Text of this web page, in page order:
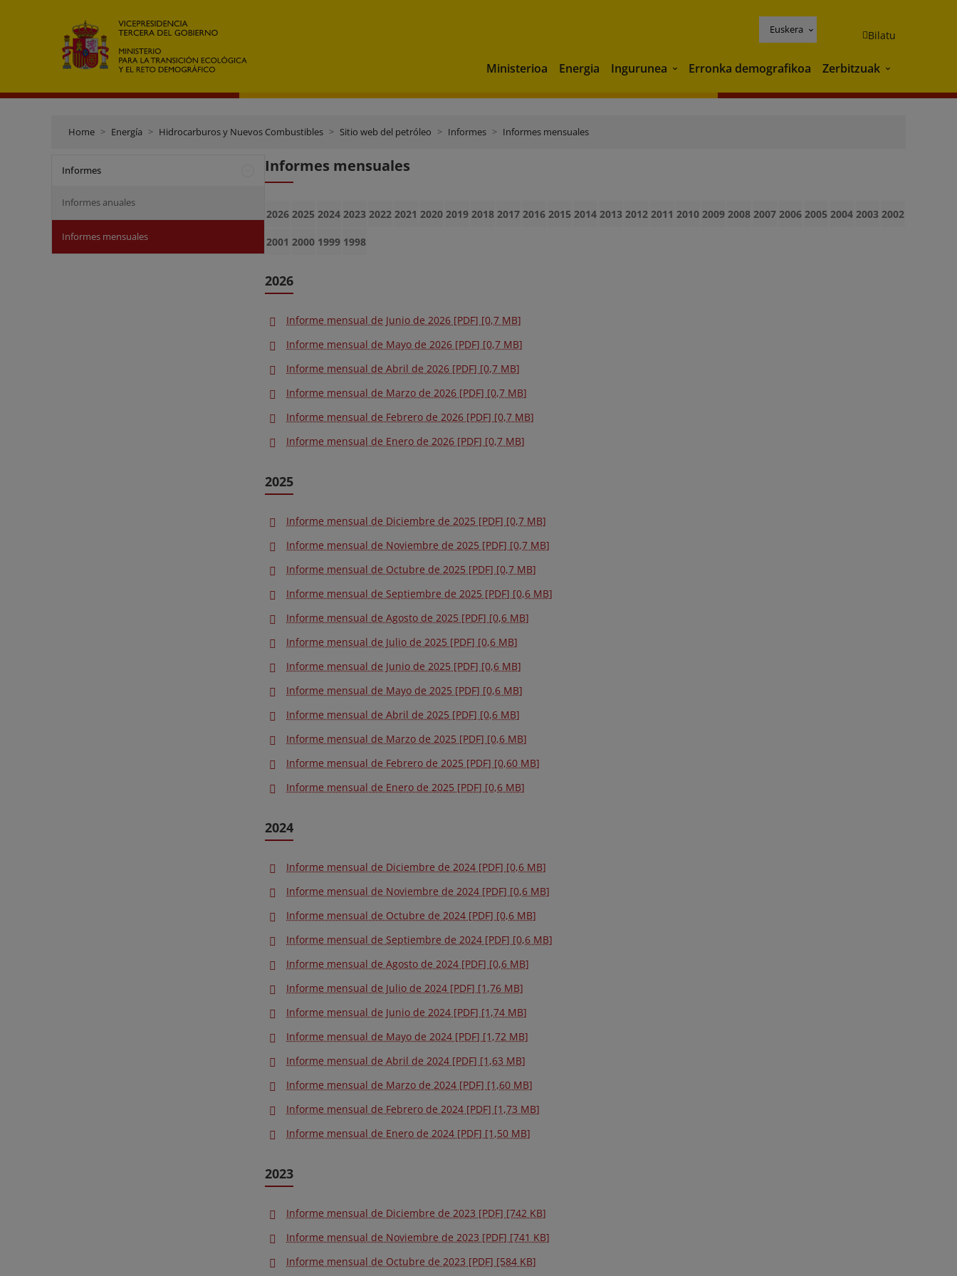
Euskera Bilatu
Ministerioa Energia Ingurunea Ingurunea
Erronka demografikoa Zerbitzuak Zerbitzuak
Home Energía Hidrocarburos y Nuevos Combustibles Sitio web del petróleo Informes Informes mensuales
Informes
Informes anuales
Informes mensuales
Informes mensuales
2026 2025 2024 2023 2022 2021 2020 2019 2018 2017 2016 2015 2014 2013 2012 2011 2010 2009 2008 2007 2006 2005 2004 2003 2002
2001 2000 1999 1998
2026
Informe mensual de Junio de 2026 [PDF] [0,7 MB]
Informe mensual de Mayo de 2026 [PDF] [0,7 MB]
Informe mensual de Abril de 2026 [PDF] [0,7 MB]
Informe mensual de Marzo de 2026 [PDF] [0,7 MB]
Informe mensual de Febrero de 2026 [PDF] [0,7 MB]
Informe mensual de Enero de 2026 [PDF] [0,7 MB]
2025
Informe mensual de Diciembre de 2025 [PDF] [0,7 MB]
Informe mensual de Noviembre de 2025 [PDF] [0,7 MB]
Informe mensual de Octubre de 2025 [PDF] [0,7 MB]
Informe mensual de Septiembre de 2025 [PDF] [0,6 MB]
Informe mensual de Agosto de 2025 [PDF] [0,6 MB]
Informe mensual de Julio de 2025 [PDF] [0,6 MB]
Informe mensual de Junio de 2025 [PDF] [0,6 MB]
Informe mensual de Mayo de 2025 [PDF] [0,6 MB]
Informe mensual de Abril de 2025 [PDF] [0,6 MB]
Informe mensual de Marzo de 2025 [PDF] [0,6 MB]
Informe mensual de Febrero de 2025 [PDF] [0,60 MB]
Informe mensual de Enero de 2025 [PDF] [0,6 MB]
2024
Informe mensual de Diciembre de 2024 [PDF] [0,6 MB]
Informe mensual de Noviembre de 2024 [PDF] [0,6 MB]
Informe mensual de Octubre de 2024 [PDF] [0,6 MB]
Informe mensual de Septiembre de 2024 [PDF] [0,6 MB]
Informe mensual de Agosto de 2024 [PDF] [0,6 MB]
Informe mensual de Julio de 2024 [PDF] [1,76 MB]
Informe mensual de Junio de 2024 [PDF] [1,74 MB]
Informe mensual de Mayo de 2024 [PDF] [1,72 MB]
Informe mensual de Abril de 2024 [PDF] [1,63 MB]
Informe mensual de Marzo de 2024 [PDF] [1,60 MB]
Informe mensual de Febrero de 2024 [PDF] [1,73 MB]
Informe mensual de Enero de 2024 [PDF] [1,50 MB]
2023
Informe mensual de Diciembre de 2023 [PDF] [742 KB]
Informe mensual de Noviembre de 2023 [PDF] [741 KB]
Informe mensual de Octubre de 2023 [PDF] [584 KB]